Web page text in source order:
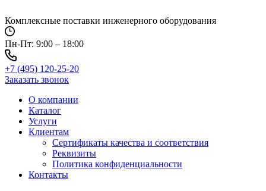
к
содержимому
Комплексные поставки инженерного оборудования
Пн-Пт: 9:00 – 18:00
+7 (495) 120-25-20
Заказать звонок
О компании
Каталог
Услуги
Клиентам
Сертификаты качества и соответствия
Реквизиты
Политика конфиден­циальности
Контакты